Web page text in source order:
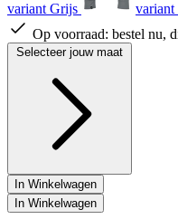
variant Grijs
Op voorraad: bestel nu,
Selecteer jouw maat
In Winkelwagen
In Winkelwagen